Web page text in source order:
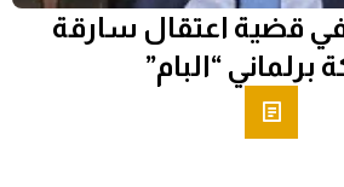
قضية اعتقال سارقة
“البام”